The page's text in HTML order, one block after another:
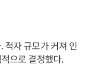
적자 규모가 커져 인
으로 결정했다.